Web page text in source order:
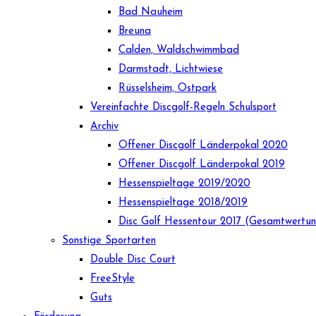
Bad Nauheim
Breuna
Calden, Waldschwimmbad
Darmstadt, Lichtwiese
Rüsselsheim, Ostpark
Vereinfachte Discgolf-Regeln Schulsport
Archiv
Offener Discgolf Länderpokal 2020
Offener Discgolf Länderpokal 2019
Hessenspieltage 2019/2020
Hessenspieltage 2018/2019
Disc Golf Hessentour 2017
Sonstige Sportarten
Double Disc Court
FreeStyle
Guts